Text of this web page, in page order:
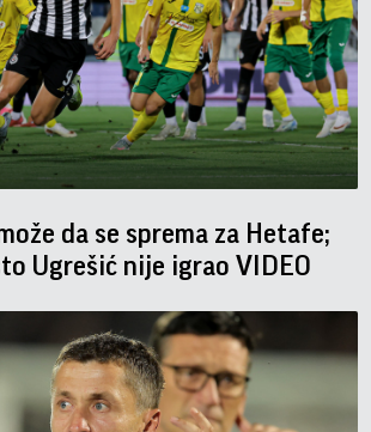
da se sprema za Hetafe;
Ugrešić nije igrao VIDEO